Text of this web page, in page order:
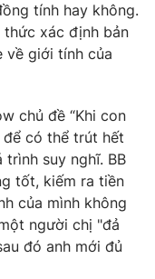
tính hay không.
thức xác định bản
về giới tính của
chủ đề “Khi con
để có thể trút hết
suy nghĩ. BB
tốt, kiếm ra tiền
của mình không
người chị "đả
đó anh mới đủ